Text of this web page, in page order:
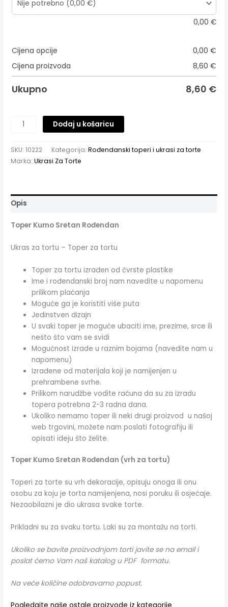
0,00 €
Cijena opcije 0,00 €
Cijena proizvoda
8,60 €
Ukupno 8,60 €
Dodaj u košaricu
SKU:10222 Kategorija:Rođendanski toperi i ukrasi za torte
Marka:Ukrasi Za Torte
Opis
Toper Kumo Sretan Rođendan
Ukras za tortu – Toper za tortu
Toper za tortu izrađen od čvrste plastike
Ime i rođendanski broj nam navedite u napomenu
prilikom plaćanja
Moguće ga je koristiti više puta
Jedinstven dizajn
U svaki toper je moguće ubaciti ime, prezime, srce ili
nešto što vam se svidi
Mogućnost izrade u raznim bojama (navedite nam u
napomenu)
Izrađene od materijala koji je namijenjen u
prehrambene svrhe.
Prilikom narudžbe vodite računa da su za izradu
topera potrebna 2-3 radna dana.
Ukoliko nemamo toper ili neki drugi proizvod u našoj
web trgovini, možete nam poslati fotografiju ili
opisati ideju što želite.
Toper Kumo Sretan Rođendan (vrh za tortu)
Toperi za torte su vrh dekoracije, opisuju onoga ili onu
osobu za koju je torta namijenjena, nosi poruku ili osjećaje.
Nezaobilazni je dio ukrasa svake torte.
Prikladni su za svaku tortu. Laki su za montažu na torti.
Ukoliko se bavite proizvodnjom torti javite se na email i
poslat ćemo Vam naš katalog u PDF formatu.
Na veće količine odobravamo popust.